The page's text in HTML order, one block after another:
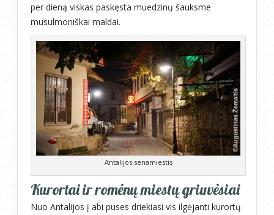
per dieną viskas paskęsta muedzinų šauksme
musulmoniškai maldai.
Antalijos senamiestis
Kurortai ir romėnų miestų griuvėsiai
Nuo Antalijos į abi puses driekiasi vis ilgėjanti kurortų